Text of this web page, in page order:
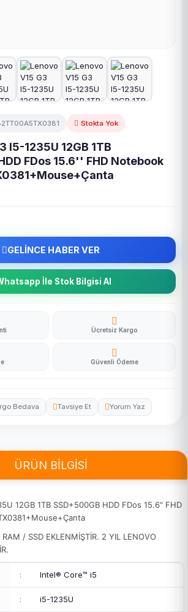
Stokta Yok
I5-1235U 12GB 1TB
FDos 15.6'' FHD Notebook
GELİNCE HABER VER
İle Stok Bilgisi Al
Ücretsiz Kargo
Güvenli Ödeme
Bedava Tavsiye Et Yorum Yaz
ÜRÜN BİLGİSİ
12GB 1TB SSD+500GB HDD FDos 15.6" FHD
/ SSD EKLENMİŞTİR. 2 YIL LENOVO
: Intel® Core™ i5
: i5-1235U